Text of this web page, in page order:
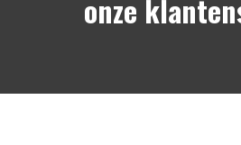
onze